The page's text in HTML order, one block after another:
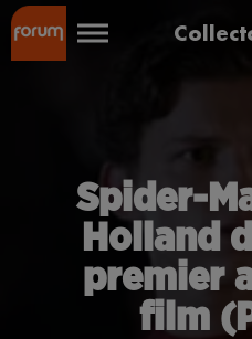
Spider-
Holland
premier
film